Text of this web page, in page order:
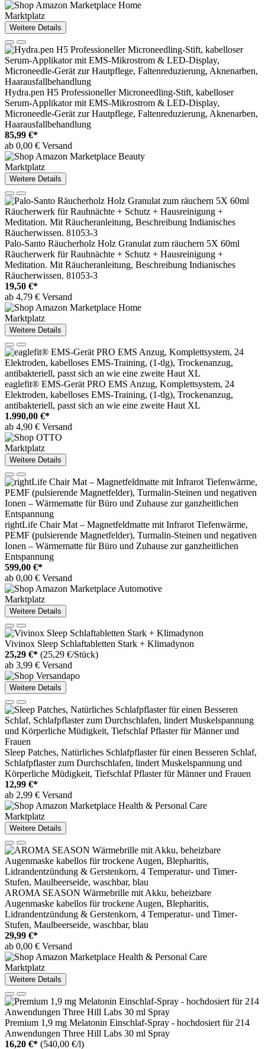
Marktplatz
Weitere Details
Hydra.pen H5 Professioneller Microneedling-Stift, kabelloser
Serum-Applikator mit EMS-Mikrostrom & LED-Display,
Microneedle-Gerät zur Hautpflege, Faltenreduzierung, Aknenarben,
Haarausfallbehandlung
85,99 €*
ab 0,00 € Versand
Marktplatz
Weitere Details
Palo-Santo Räucherholz Holz Granulat zum räuchern 5X 60ml
Räucherwerk für Rauhnächte + Schutz + Hausreinigung +
Meditation. Mit Räucheranleitung, Beschreibung Indianisches
Räucherwissen. 81053-3
19,50 €*
ab 4,79 € Versand
Marktplatz
Weitere Details
eaglefit® EMS-Gerät PRO EMS Anzug, Komplettsystem, 24
Elektroden, kabelloses EMS-Training, (1-tlg), Trockenanzug,
antibakteriell, passt sich an wie eine zweite Haut XL
1.990,00 €*
ab 4,90 € Versand
Marktplatz
Weitere Details
rightLife Chair Mat – Magnetfeldmatte mit Infrarot Tiefenwärme,
PEMF (pulsierende Magnetfelder), Turmalin-Steinen und negativen
Ionen – Wärmematte für Büro und Zuhause zur ganzheitlichen
Entspannung
599,00 €*
ab 0,00 € Versand
Marktplatz
Weitere Details
Vivinox Sleep Schlaftabletten Stark + Klimadynon
25,29 €* (25,29 €/Stück)
ab 3,99 € Versand
Weitere Details
Sleep Patches, Natürliches Schlafpflaster für einen Besseren Schlaf,
Schlafpflaster zum Durchschlafen, lindert Muskelspannung und
Körperliche Müdigkeit, Tiefschlaf Pflaster für Männer und Frauen
12,99 €*
ab 2,99 € Versand
Marktplatz
Weitere Details
AROMA SEASON Wärmebrille mit Akku, beheizbare
Augenmaske kabellos für trockene Augen, Blepharitis,
Lidrandentzündung & Gerstenkorn, 4 Temperatur- und Timer-
Stufen, Maulbeerseide, waschbar, blau
29,99 €*
ab 0,00 € Versand
Marktplatz
Weitere Details
Premium 1,9 mg Melatonin Einschlaf-Spray - hochdosiert für 214
Anwendungen Three Hill Labs 30 ml Spray
16,20 €* (540,00 €/l)